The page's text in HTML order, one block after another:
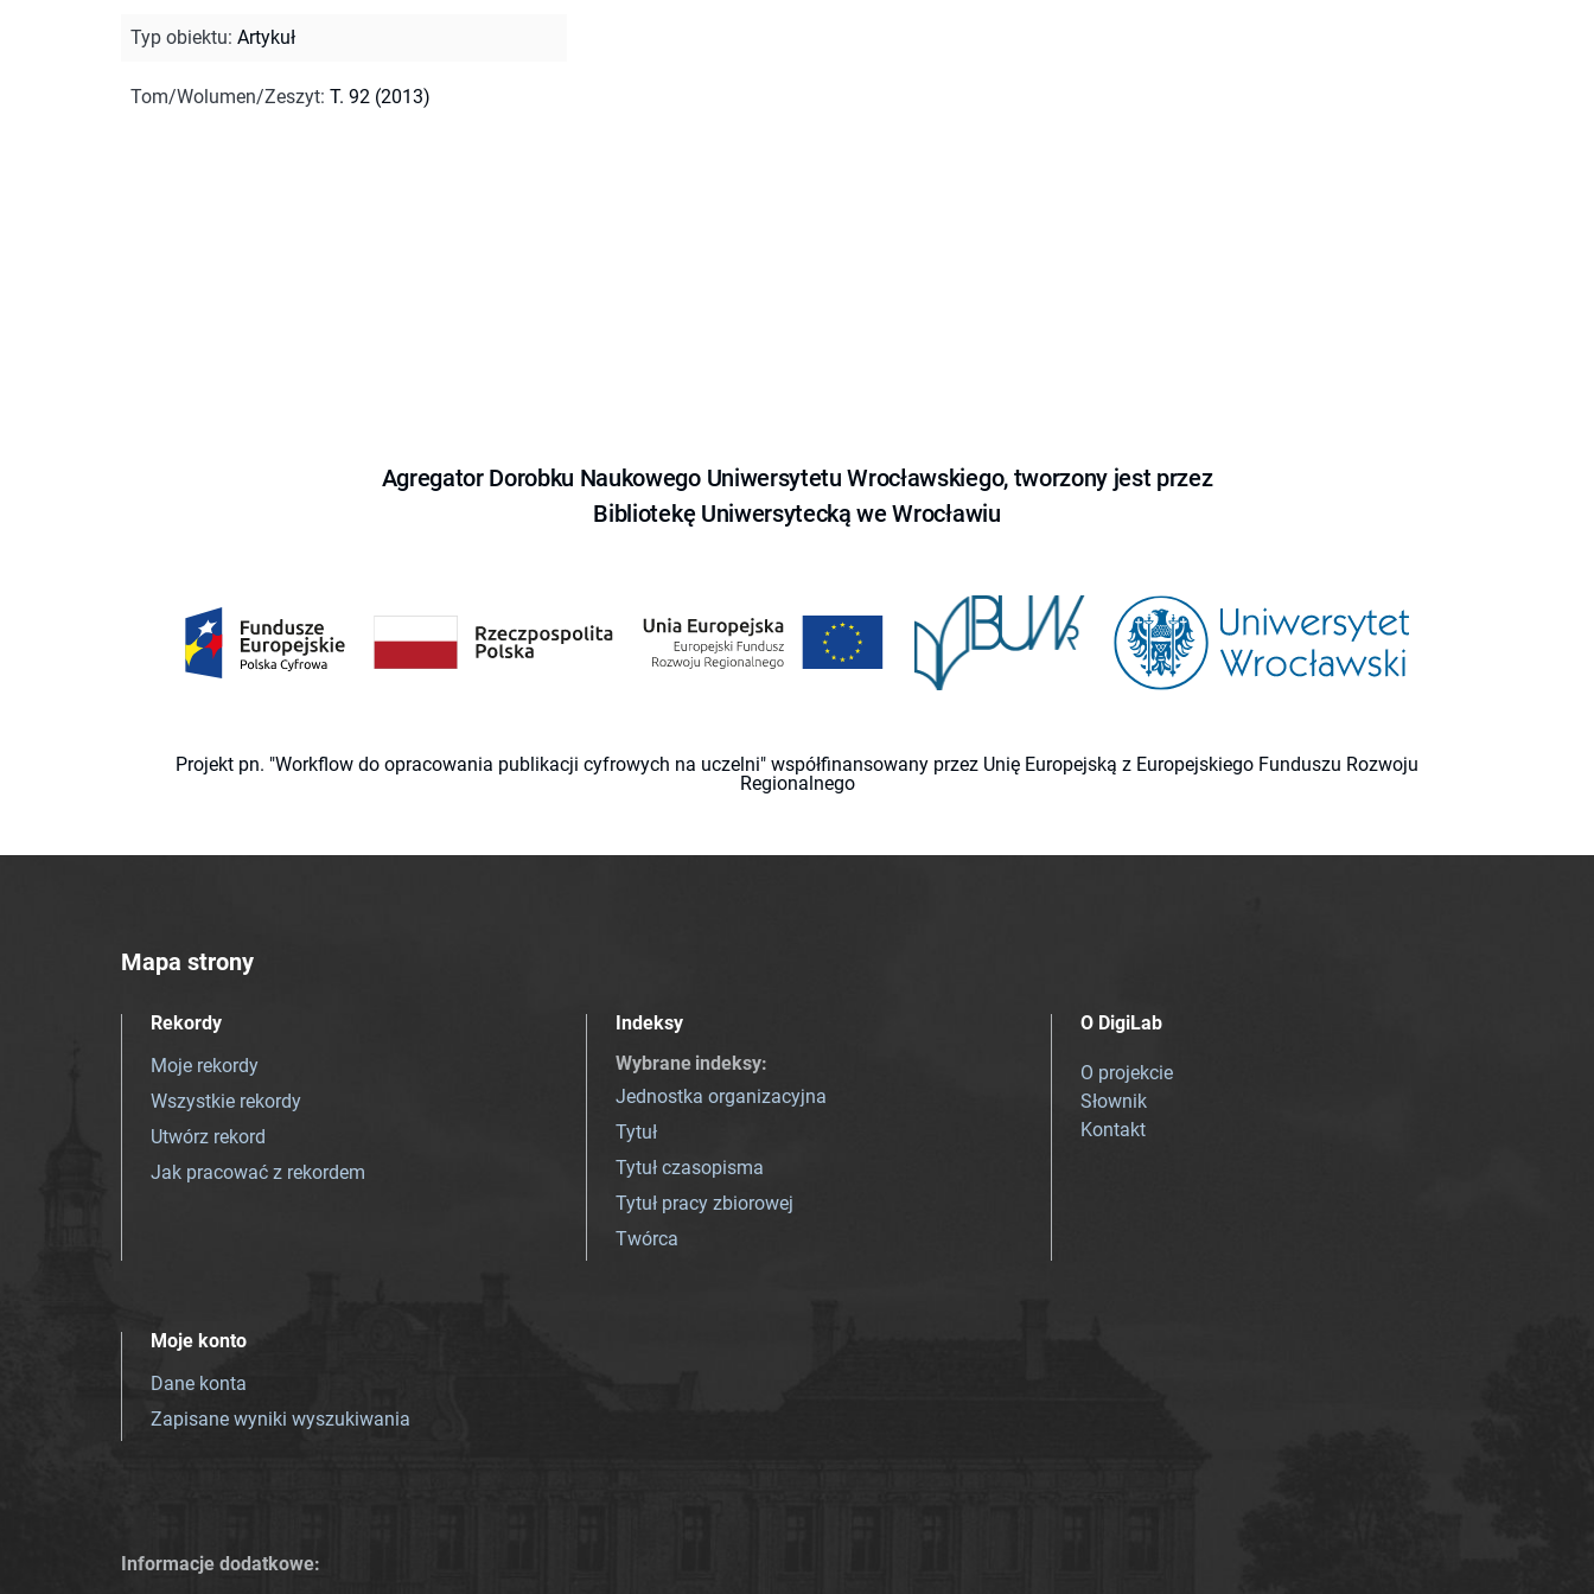
Typ obiektu: Artykuł
Tom/Wolumen/Zeszyt: T. 92 (2013)
Agregator Dorobku Naukowego Uniwersytetu Wrocławskiego, tworzony jest przez
Bibliotekę Uniwersytecką we Wrocławiu
Projekt pn. "Workflow do opracowania publikacji cyfrowych na uczelni" współfinansowany przez Unię Europejską z Europejskiego Funduszu Rozwoju
Regionalnego
Mapa strony
Rekordy
Moje rekordy
Wszystkie rekordy
Utwórz rekord
Jak pracować z rekordem
Indeksy
Wybrane indeksy:
Jednostka organizacyjna
Tytuł
Tytuł czasopisma
Tytuł pracy zbiorowej
Twórca
O DigiLab
O projekcie
Słownik
Kontakt
Moje konto
Dane konta
Zapisane wyniki wyszukiwania
Informacje dodatkowe: